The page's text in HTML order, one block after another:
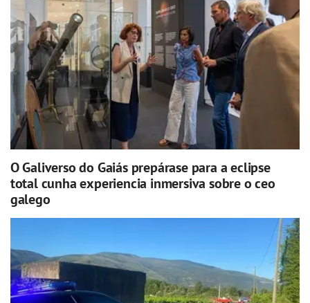
O Galiverso do Gaiás prepárase para a eclipse
total cunha experiencia inmersiva sobre o ceo
galego